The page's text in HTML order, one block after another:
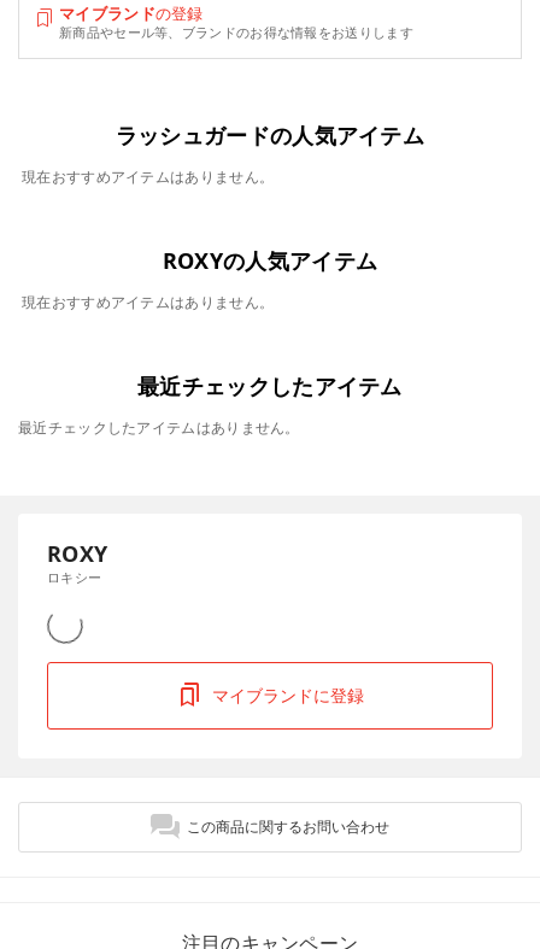
マイブランドの登録
新商品やセール等、ブランドのお得な情報をお送りします
ラッシュガードの人気アイテム
現在おすすめアイテムはありません。
ROXYの人気アイテム
現在おすすめアイテムはありません。
最近チェックしたアイテム
最近チェックしたアイテムはありません。
ROXY
ロキシー
マイブランドに登録
この商品に関するお問い合わせ
注目のキャンペーン